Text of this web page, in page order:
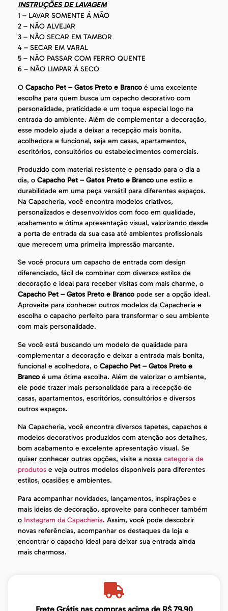
INSTRUÇÕES DE LAVAGEM
1 – LAVAR SOMENTE Á MÃO
2 – NÃO ALVEJAR
3 – NÃO SECAR EM TAMBOR
4 – SECAR EM VARAL
5 – NÃO PASSAR COM FERRO QUENTE
6 – NÃO LIMPAR Á SECO
O Capacho Pet – Gatos Preto e Branco é uma excelente
escolha para quem busca um capacho decorativo com
personalidade, praticidade e um toque especial logo na
entrada do ambiente. Além de complementar a decoração,
esse modelo ajuda a deixar a recepção mais bonita,
acolhedora e funcional, seja em casas, apartamentos,
escritórios, consultórios ou estabelecimentos comerciais.
Produzido com material resistente e pensado para o dia a
dia, o Capacho Pet – Gatos Preto e Branco une estilo e
durabilidade em uma peça versátil para diferentes espaços.
Na Capacheria, você encontra modelos criativos,
personalizados e desenvolvidos com foco em qualidade,
acabamento e ótima apresentação visual, valorizando desde
a porta de entrada da sua casa até ambientes profissionais
que merecem uma primeira impressão marcante.
Se você procura um capacho de entrada com design
diferenciado, fácil de combinar com diversos estilos de
decoração e ideal para receber visitas com mais charme, o
Capacho Pet – Gatos Preto e Branco pode ser a opção ideal.
Aproveite para conhecer outros modelos da Capacheria e
escolha o capacho perfeito para transformar o seu ambiente
com mais personalidade.
Se você está buscando um modelo de qualidade para
complementar a decoração e deixar a entrada mais bonita,
funcional e acolhedora, o Capacho Pet – Gatos Preto e
Branco é uma ótima escolha. Além de valorizar o ambiente,
ele pode trazer mais personalidade para a recepção de
casas, apartamentos, escritórios, consultórios e diversos
outros espaços.
Na Capacheria, você encontra diversos tapetes, capachos e
modelos decorativos produzidos com atenção aos detalhes,
bom acabamento e excelente apresentação visual. Se
quiser conhecer outras opções, visite a nossa categoria de
produtos e veja outros modelos disponíveis para diferentes
estilos, ocasiões e ambientes.
Para acompanhar novidades, lançamentos, inspirações e
mais ideias de decoração, aproveite para conhecer também
o Instagram da Capacheria. Assim, você pode descobrir
novas referências, acompanhar os destaques da loja e
encontrar o capacho ideal para deixar sua entrada ainda
mais charmosa.